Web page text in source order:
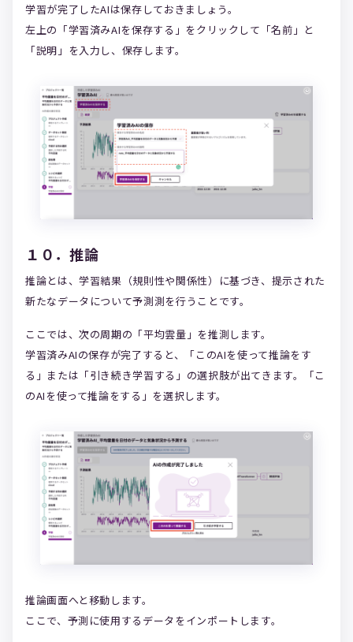
学習が完了したAIは保存しておきましょう。
左上の「学習済みAIを保存する」をクリックして「名前」と
「説明」を入力し、保存します。
１０．推論
推論とは、学習結果（規則性や関係性）に基づき、提示された
新たなデータについて予測測を行うことです。
ここでは、次の周期の「平均雲量」を推測します。
学習済みAIの保存が完了すると、「このAIを使って推論をす
る」または「引き続き学習する」の選択肢が出てきます。「こ
のAIを使って推論をする」を選択します。
推論画面へと移動します。
ここで、予測に使用するデータをインポートします。